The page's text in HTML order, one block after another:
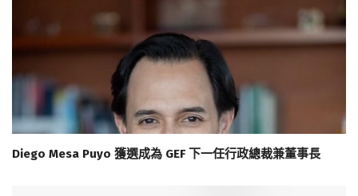
Diego Mesa Puyo 獲選成為 GEF 下一任行政總裁兼董事長